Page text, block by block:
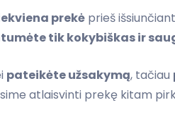
prekė prieš
tik kokybiškas ir
pateikėte užsakymą, tačiau
atlaisvinti prekę kitam